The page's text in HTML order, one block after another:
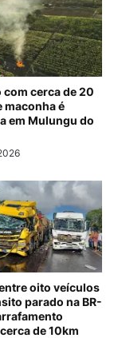
com cerca de 20
maconha é
em Mulungu do
oito veículos
parado na BR-
de 10km